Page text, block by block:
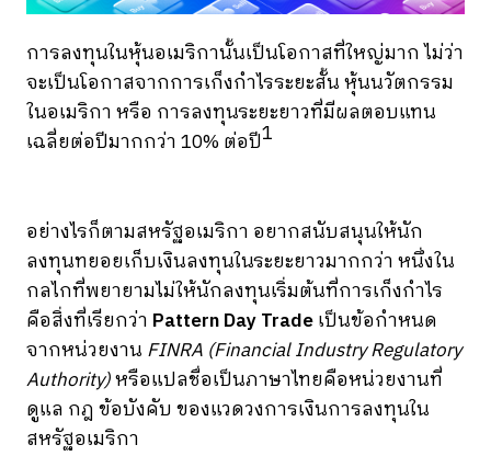
การลงทุนในหุ้นอเมริกานั้นเป็นโอกาสที่ใหญ่มาก ไม่ว่า
จะเป็นโอกาสจากการเก็งกำไรระยะสั้น หุ้นนวัตกรรม
ในอเมริกา หรือ การลงทุนระยะยาวที่มีผลตอบแทน
เฉลี่ยต่อปีมากกว่า 10% ต่อปี1
อย่างไรก็ตามสหรัฐอเมริกา อยากสนับสนุนให้นัก
ลงทุนทยอยเก็บเงินลงทุนในระยะยาวมากกว่า หนึ่งใน
กลไกที่พยายามไม่ให้นักลงทุนเริ่มต้นที่การเก็งกำไร
คือสิ่งที่เรียกว่า Pattern Day Tradeเป็นข้อกำหนด
จากหน่วยงาน FINRA (Financial Industry Regulatory
Authority)หรือแปลชื่อเป็นภาษาไทยคือหน่วยงานที่
ดูแล กฎ ข้อบังคับ ของแวดวงการเงินการลงทุนใน
สหรัฐอเมริกา